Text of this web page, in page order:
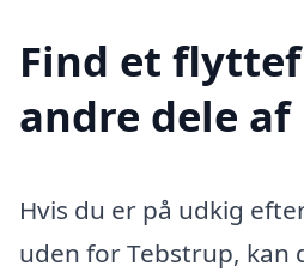
Find et
andre dele
Hvis du er på udkig
uden for Tebstrup, kan